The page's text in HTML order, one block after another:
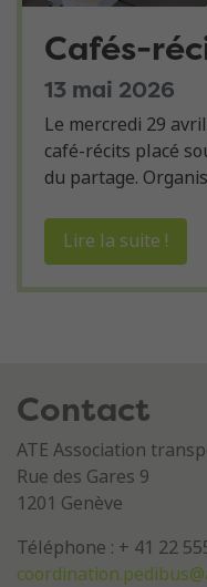
Cafés-
13 mai 2026
Le mercredi 29
café-récits placé
du partage.
Lire la suite !
Contact
ATE Association
Rue des Gares 9
1201 Genève
Téléphone : + 41 22